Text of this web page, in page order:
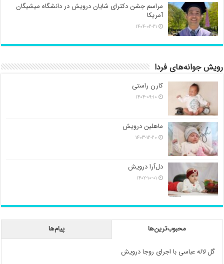
مراسم جشن دکترای شایان درویش در دانشگاه میشیگان
آمریکا
۱۴۰۴-۰۲-۲۱
رویش جوانه‌های فردا
کارن راستی
۱۴۰۴-۰۹-۱۰
ماهلین درویش
۱۴۰۳-۱۲-۲۰
دل‌آرا درویش
۱۴۰۲-۱۰-۰۱
محبوب‌ترین‌ها پیام‌ها
گل لاله عباسی با اجرای روجا درویش